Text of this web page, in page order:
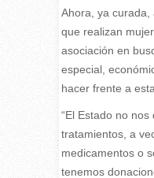
Ahora, ya curada,
que realizan
asociación en
especial,
hacer frente a
“El Estado no nos
tratamientos, a
medicamentos o
tenemos